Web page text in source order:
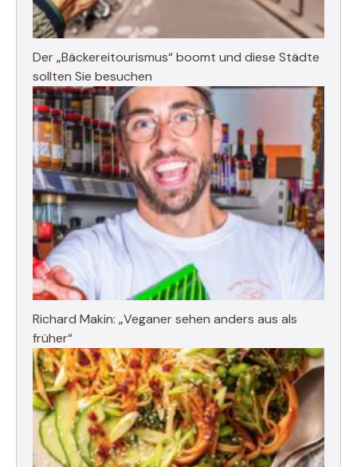
Der „Bäckereitourismus“ boomt und diese Städte
sollten Sie besuchen
Richard Makin: „Veganer sehen anders aus als
früher“